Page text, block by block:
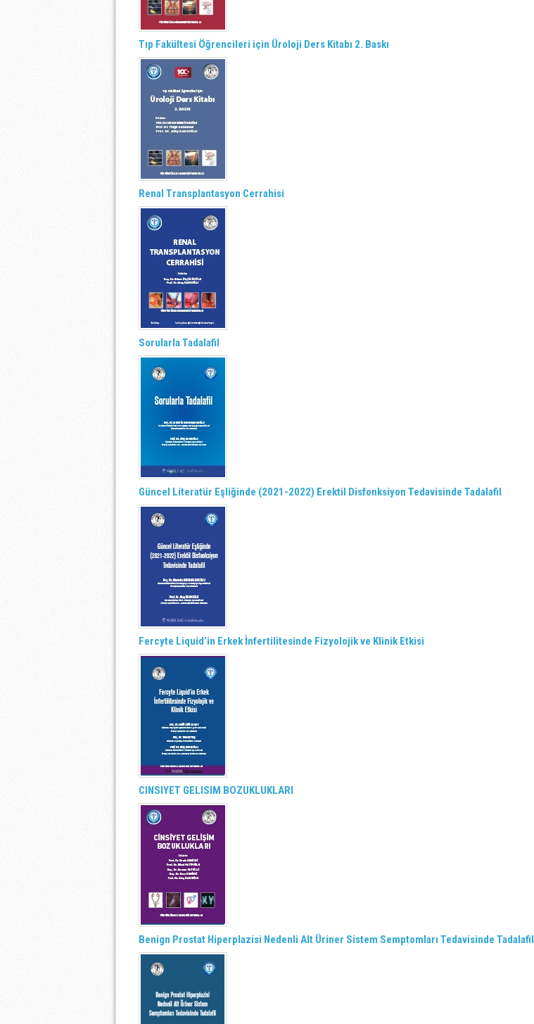
Tıp Fakültesi Öğrencileri için Üroloji Ders Kitabı 2. Baskı
Renal Transplantasyon Cerrahisi
Sorularla Tadalafil
Güncel Literatür Eşliğinde (2021-2022) Erektil Disfonksiyon Tedavisinde Tadalafil
Fercyte Liquid’in Erkek İnfertilitesinde Fizyolojik ve Klinik Etkisi
CINSIYET GELISIM BOZUKLUKLARI
Benign Prostat Hiperplazisi Nedenli Alt Üriner Sistem Semptomları Tedavisinde Tadalafil